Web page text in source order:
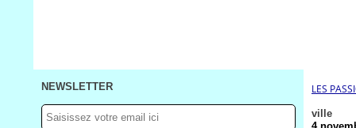
NEWSLETTER LES
ville